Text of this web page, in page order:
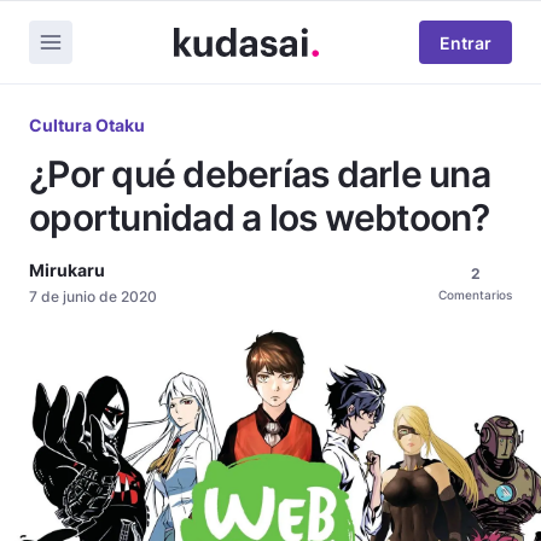
Entrar
Cultura Otaku
¿Por qué deberías darle una
oportunidad a los webtoon?
Mirukaru
7 de junio de 2020
2
Comentarios